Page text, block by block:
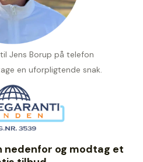
Jens Borup på telefon
en uforpligtende snak.
og modtag et